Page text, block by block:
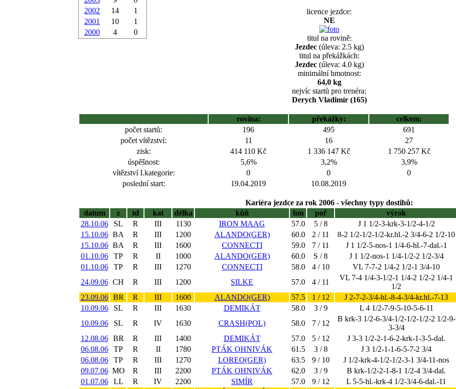
2002
14
1
2001
10
1
2000
4 0
licence jezdce:
NE
titul na rovině:
Jezdec(úleva: 2.5 kg)
titul na překážkách:
Jezdec(úleva: 4.0 kg)
minimální hmotnost:
64,0 kg
nejvíc startů pro trenéra:
Derych Vladimír (165)
rovina: překážky:
celkem:
počet startů:
196 495
691
počet vítězství:
11 16
27
zisk:
414 110 Kč 1 336 147 Kč
1 750 257 Kč
úspěšnost:
5,6% 3,2%
3,9%
vítězství I.kategorie:
0 0
0
poslední start:
19.04.2019 10.08.2019
Kariéra jezdce za rok 2006 - všechny typy dostihů:
datum
z td kat délka kůň hm poř výrok
28.10.06
SL R III 1130 IRON MAAG 57.0 5 / 8 J 1 1/2-3-krk-3-1/2-4-1/2
15.10.06 BA R III 1200 ALANDO(GER) 60.0 2 / 11 8-2 1/2-1/2-1/2-kr.hl.-2 3/4-6-2 1/2-10
15.10.06 BA R III 1600 CONNECTI 59.0 7 / 11 J 1 1/2-5-nos-1 1/4-6-hl.-7-dal.-1
01.10.06
TP R II 1000 ALANDO(GER) 60.0 S / 8 J 1 1/2-nos-1 1/4-1/2-2 1/2-3/4
01.10.06
TP R III 1270 CONNECTI 58.0 4 / 10 VL 7-7-2 1/4-2 1/2-1 3/4-10
24.09.06 CH R III 1200 SILKE 57.0 4 / 11
VL 7-4 1/4-3-1/2-1 1/4-2 1/2-2 1/4-1
1/2
23.09.06
BR R III 1600 ALANDO(GER) 57.5 1 / 12 J 2-7-2-3/4-hl.-8-4-3/4-kr.hl.-7-13
10.09.06
SL R III 1630 DEMIKÁT 58.0 3 / 9 L 4 1/2-7-9-5-10-5-6-11
10.09.06
SL R IV 1630 CRASH(POL) 58.0 7 / 12
B krk-3 1/2-6-3/4-1/2-1/2-1/2-2 1/2-9-
3-3/4
12.08.06
BR R III 1400 DEMIKÁT 57.0 5 / 12 J 3-3 1/2-2-1-6-2-krk-1-3-5-dal.
06.08.06
TP R II 1780 PTÁK OHNIVÁK 61.5 3 / 8 J 3 1/2-1-1-6-5-7-2 3/4
06.08.06
TP R III 1270 LOREO(GER) 63.5 9 / 10 J 1/2-krk-4-1/2-1/2-3-1 3/4-11-nos
09.07.06 MO R III 2200 PTÁK OHNIVÁK 62.0 3 / 9 B krk-1/2-2-1-8-1 1/2-4 3/4-dal.
01.07.06
LL R IV 2200 SIMÍR 57.0 9 / 12 L 5-5-hl.-krk-4 1/2-3/4-6-dal.-11